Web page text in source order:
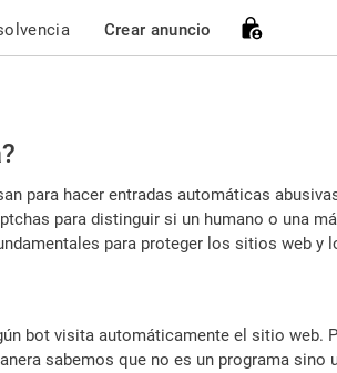
Crear anuncio
para hacer entradas automáticas
para distinguir si un humano o una
para proteger los sitios web y
bot visita automáticamente el sitio web.
sabemos que no es un programa sino